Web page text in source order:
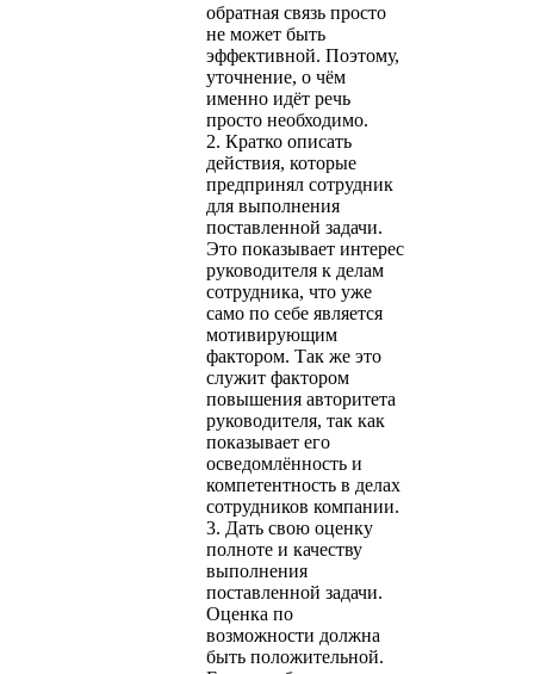
обратная связь просто
не может быть
эффективной. Поэтому,
уточнение, о чём
именно идёт речь
просто необходимо.
2. Кратко описать
действия, которые
предпринял сотрудник
для выполнения
поставленной задачи.
Это показывает интерес
руководителя к делам
сотрудника, что уже
само по себе является
мотивирующим
фактором. Так же это
служит фактором
повышения авторитета
руководителя, так как
показывает его
осведомлённость и
компетентность в делах
сотрудников компании.
3. Дать свою оценку
полноте и качеству
выполнения
поставленной задачи.
Оценка по
возможности должна
быть положительной.